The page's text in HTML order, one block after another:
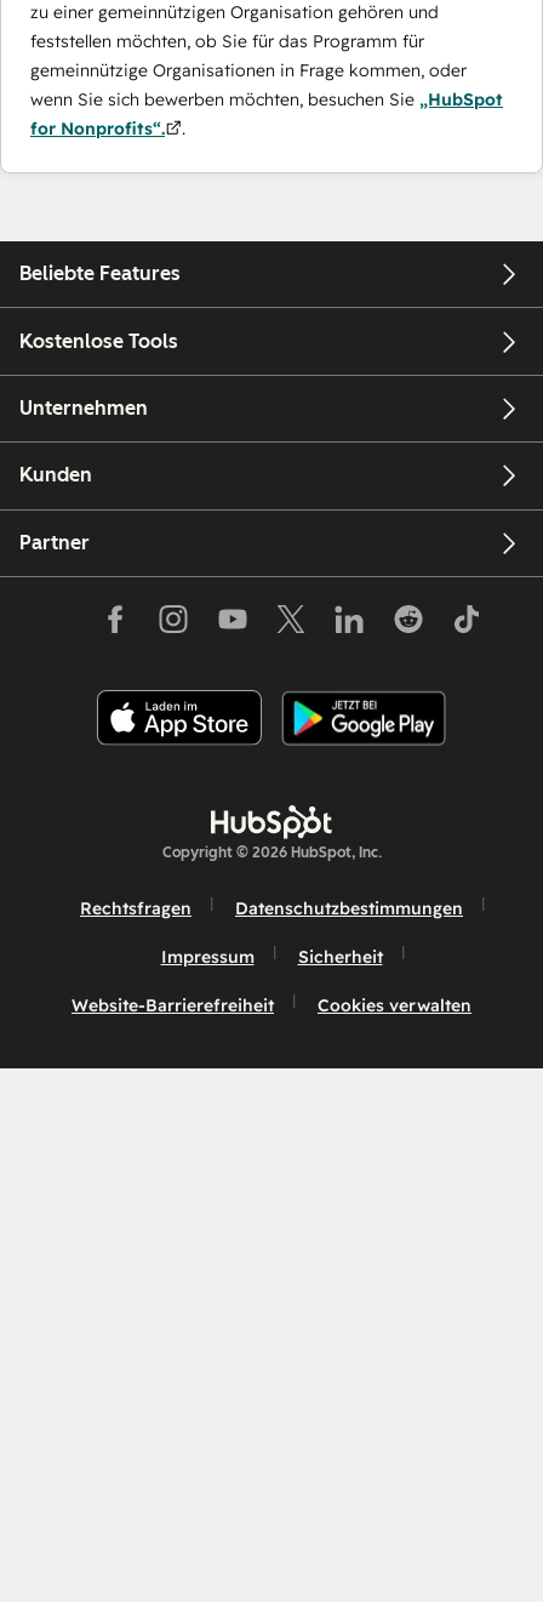
zu einer gemeinnützigen Organisation gehören und
feststellen möchten, ob Sie für das Programm für
gemeinnützige Organisationen in Frage kommen, oder
wenn Sie sich bewerben möchten, besuchen Sie „HubSpot
for Nonprofits“.
.
Beliebte Features
Kostenlose Tools
Unternehmen
Kunden
Partner
Copyright © 2026 HubSpot, Inc.
Rechtsfragen Datenschutzbestimmungen
Impressum Sicherheit
Website-Barrierefreiheit Cookies verwalten